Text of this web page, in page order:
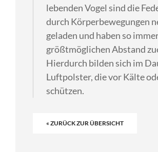
lebenden Vogel sind die
durch Körperbewegungen
geladen und haben so
größtmöglichen Abstand
Hierdurch bilden sich im
Luftpolster, die vor Kälte
schützen.
« ZURÜCK ZUR ÜBERSICHT